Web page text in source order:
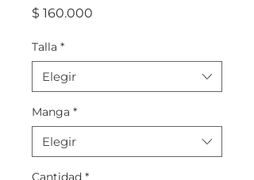
$ 160.000
Talla *
Elegir
Manga *
Elegir
Cantidad *